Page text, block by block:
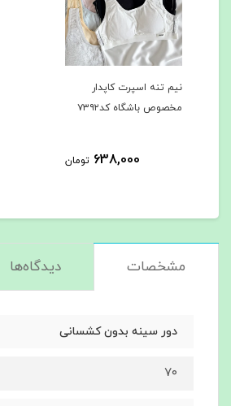
نیم تنه اسپرت کاپدار
مخصوص باشگاه کد۷۳۹۲
638,000 تومان
مشخصات دیدگاه‌ها
دور سینه بدون کشسانی
۷۰